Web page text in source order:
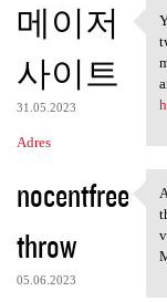
메이저
사이트
31.05.2023
Adres
nocentfree
throw
05.06.2023